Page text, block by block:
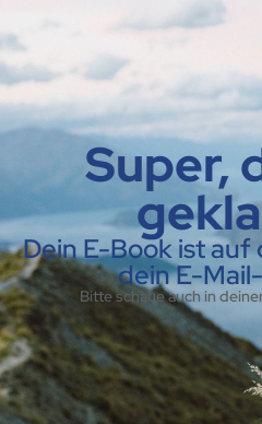
Super,
Dein E-Book ist auf
dein E-
Bitte schaue auch in